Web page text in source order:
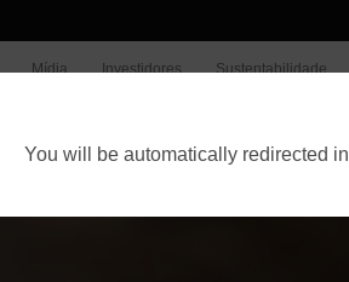
You will be automatically redirected in
Mídia Investidores Sustentabilidade